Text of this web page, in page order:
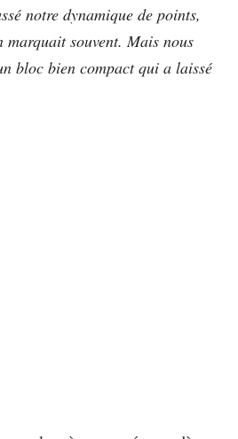
notre dynamique de points,
marquait souvent. Mais nous
bloc bien compact qui a laissé